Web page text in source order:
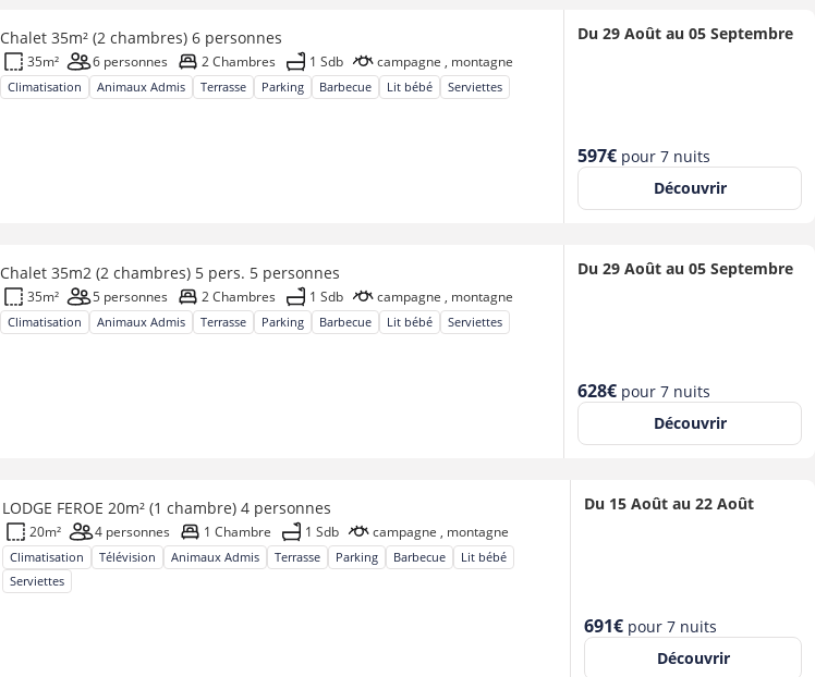
Chalet 35m² (2 chambres) 6 personnes
35m² 6 personnes 2 Chambres 1 Sdb campagne , montagne
Climatisation Animaux Admis Terrasse Parking Barbecue Lit bébé Serviettes
Du 29 Août au 05 Septembre
Nouveau
prix
597€ pour 7 nuits
Découvrir
Chalet 35m2 (2 chambres) 5 pers. 5 personnes
35m² 5 personnes 2 Chambres 1 Sdb campagne , montagne
Climatisation Animaux Admis Terrasse Parking Barbecue Lit bébé Serviettes
Du 29 Août au 05 Septembre
Nouveau
prix
628€ pour 7 nuits
Découvrir
LODGE FEROE 20m² (1 chambre) 4 personnes
20m² 4 personnes 1 Chambre 1 Sdb campagne , montagne
Climatisation Télévision Animaux Admis Terrasse Parking Barbecue
Lit bébé
Serviettes
Du 15 Août au 22 Août
Nouveau
prix
691€ pour 7 nuits
Découvrir